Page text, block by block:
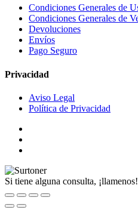
Condiciones Generales de
Condiciones Generales de
Devoluciones
Envíos
Pago Seguro
Privacidad
Aviso Legal
Política de Privacidad
Si tiene alguna consulta, ¡llamenos!